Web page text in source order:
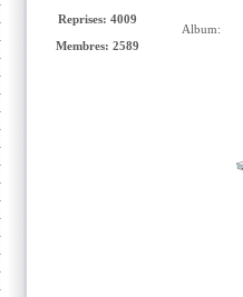
Reprises: 4009
Membres: 2589
Album: